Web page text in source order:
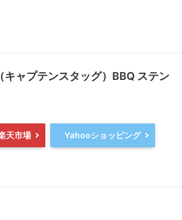
キャプテンスタッグ）BBQ ステン
天市場 Yahooショッピング